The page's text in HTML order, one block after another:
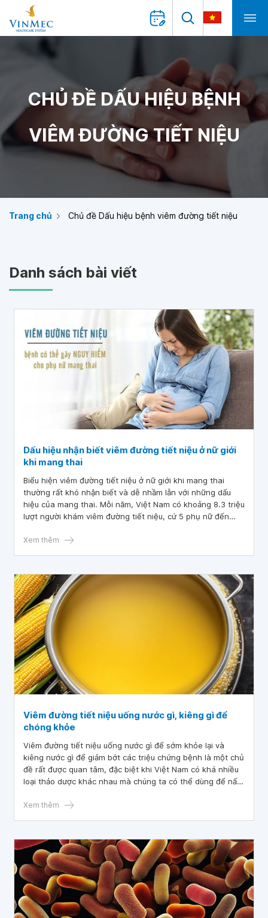
CHỦ ĐỀ DẤU HIỆU BỆNH
VIÊM ĐƯỜNG TIẾT NIỆU
Trang chủ Chủ đề Dấu hiệu bệnh viêm đường tiết niệu
Danh sách bài viết
Dấu hiệu nhận biết viêm đường tiết niệu ở nữ giới
khi mang thai
Biểu hiện viêm đường tiết niệu ở nữ giới khi mang thai
thường rất khó nhận biết và dễ nhầm lẫn với những dấu
hiệu của mang thai. Mỗi năm, Việt Nam có khoảng 8.3 triệu
lượt người khám viêm đường tiết niệu, cứ 5 phụ nữ đến
sẻ về dấu hiệu nhận biết viêm đường tiết niệu khi mang
Xem thêm
Viêm đường tiết niệu uống nước gì, kiêng gì để
chóng khỏe
Viêm đường tiết niệu uống nước gì để sớm khỏe lại và
kiêng nước gì để giảm bớt các triệu chứng bệnh là một chủ
đề rất được quan tâm, đặc biệt khi Việt Nam có khá nhiều
loại thảo dược khác nhau mà chúng ta có thể dùng để nấu
viêt dưới đây để biết rõ hơn về những thức uống phù hợp
Xem thêm